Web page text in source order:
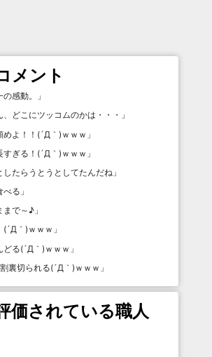
メント
感動。
」
、どこにツッコムのかは・・・ 」
めよ！！(´Д｀)ｗｗｗ 」
すぎる！(´Д｀)ｗｗｗ 」
したらうとうとしてたんだね 」
べる 」
まで～♪ 」
(´Д｀)ｗｗｗ 」
どる(´Д｀)ｗｗｗ 」
裏切られる(´Д｀)ｗｗｗ 」
価されている職人